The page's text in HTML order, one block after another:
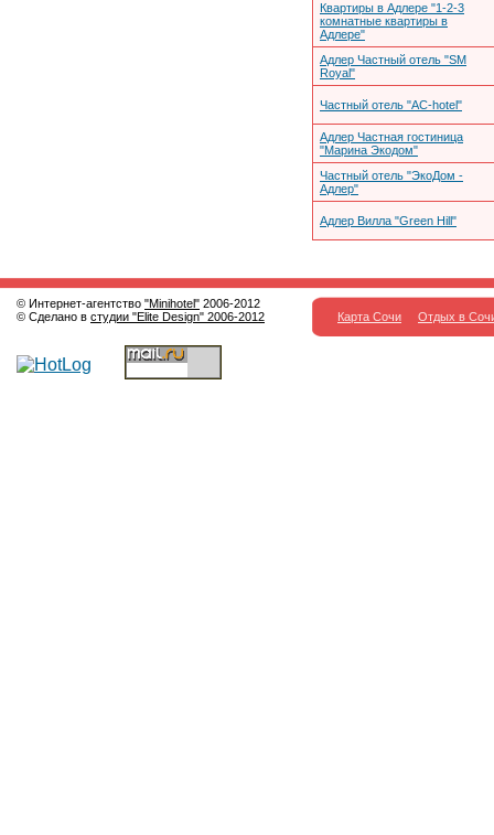
Квартиры в Адлере "1-2-3
комнатные квартиры в
Адлере"
Адлер Частный отель "SM
Royal"
Частный отель "АС-hotel"
Адлер Частная гостиница
"Марина Экодом"
Частный отель "ЭкоДом -
Адлер"
Адлер Вилла "Green Hill"
© Интернет-агентство "Minihotel" 2006-2012
© Сделано в студии "Elite Design" 2006-2012 Карта Сочи Отдых в